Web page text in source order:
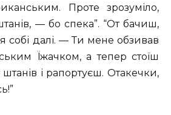
Проте зрозуміло,
— бо спека”. “От бачиш,
далі. — Ти мене обзивав
Їжачком, а тепер стоїш
і рапортуєш. Отакечки,